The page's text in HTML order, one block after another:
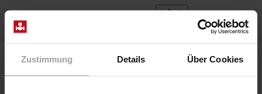
Zustimmung Details Über Cookies
IT
Unità di spegnimento per torrefazione di fave di cacao